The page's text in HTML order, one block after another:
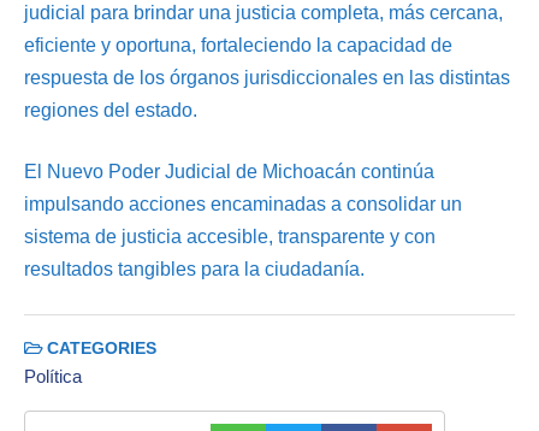
judicial para brindar una justicia completa, más cercana,
eficiente y oportuna, fortaleciendo la capacidad de
respuesta de los órganos jurisdiccionales en las distintas
regiones del estado.
El Nuevo Poder Judicial de Michoacán continúa
impulsando acciones encaminadas a consolidar un
sistema de justicia accesible, transparente y con
resultados tangibles para la ciudadanía.
CATEGORIES
Política